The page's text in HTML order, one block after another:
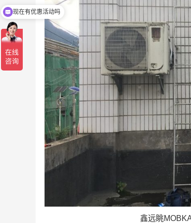
鑫远眺
可以介绍下你们的产品么